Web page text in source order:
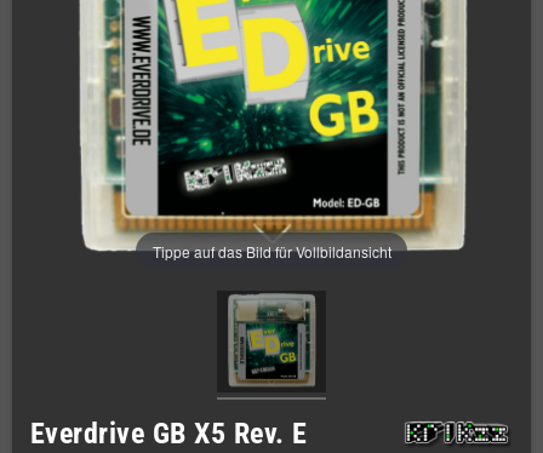
Tippe auf das Bild für Vollbildansicht
Everdrive GB X5 Rev. E